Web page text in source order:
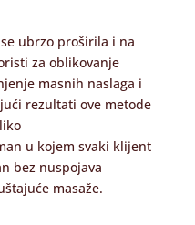
se ubrzo proširila i na
za oblikovanje
masnih naslaga i
rezultati ove metode
u kojem svaki klijent
bez nuspojava
masaže.